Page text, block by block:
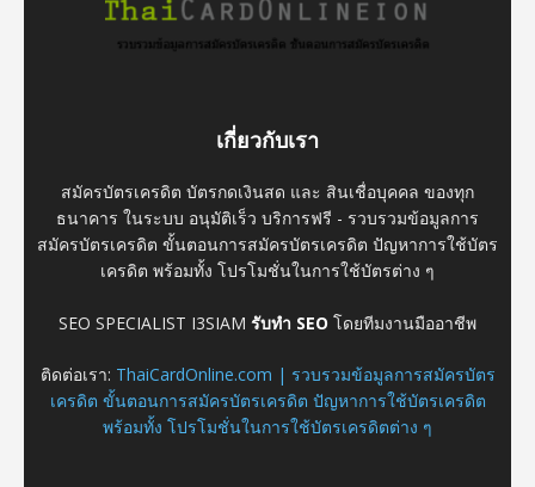
เกี่ยวกับเรา
สมัครบัตรเครดิต บัตรกดเงินสด และ สินเชื่อบุคคล ของทุก
ธนาคาร ในระบบ อนุมัติเร็ว บริการฟรี - รวบรวมข้อมูลการ
สมัครบัตรเครดิต ขั้นตอนการสมัครบัตรเครดิต ปัญหาการใช้บัตร
เครดิต พร้อมทั้ง โปรโมชั่นในการใช้บัตรต่าง ๆ
SEO SPECIALIST I3SIAM รับทำ SEO โดยทีมงานมืออาชีพ
ติดต่อเรา: ThaiCardOnline.com | รวบรวมข้อมูลการสมัครบัตร
เครดิต ขั้นตอนการสมัครบัตรเครดิต ปัญหาการใช้บัตรเครดิต
พร้อมทั้ง โปรโมชั่นในการใช้บัตรเครดิตต่าง ๆ